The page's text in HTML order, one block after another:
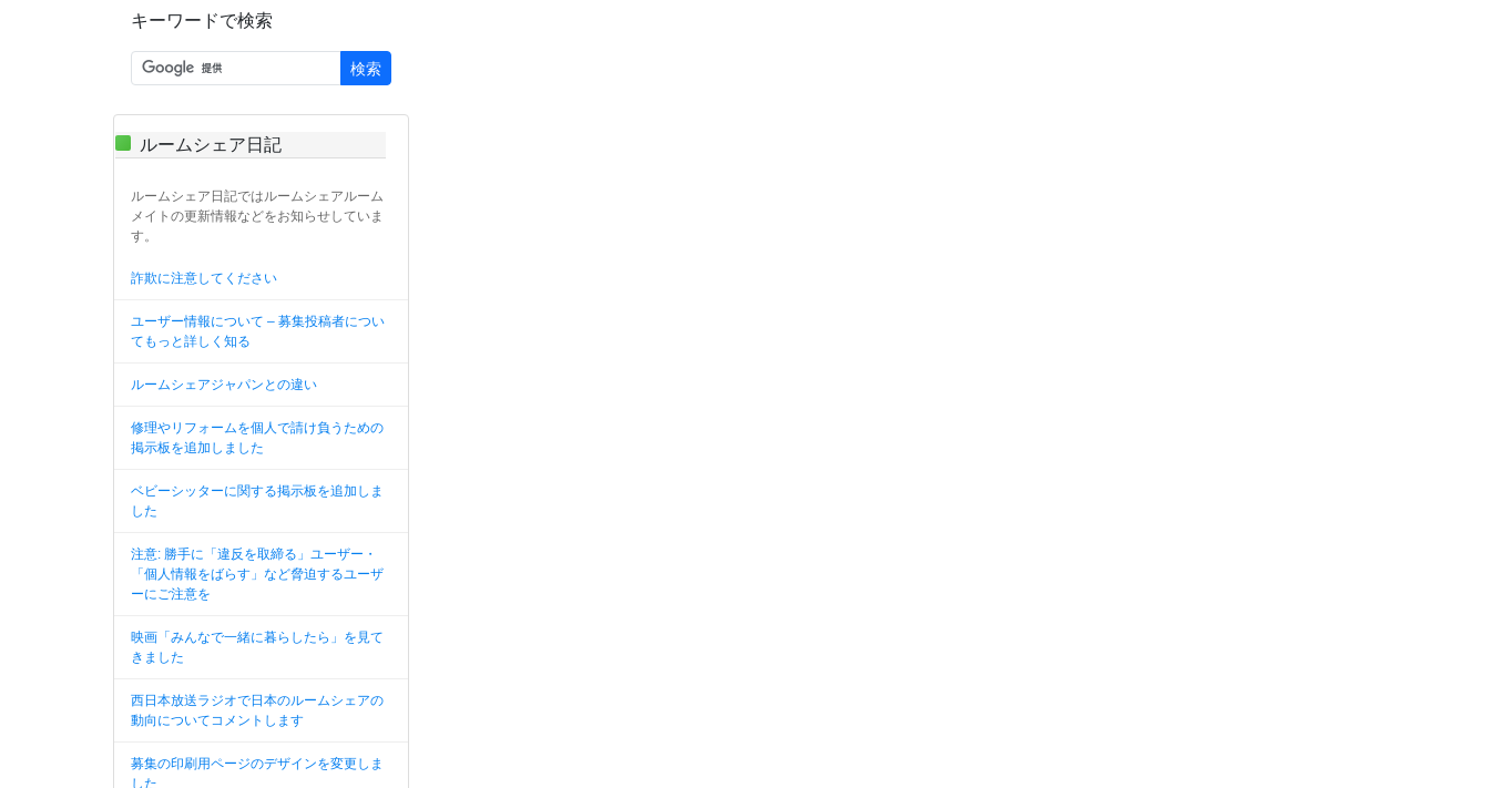
キーワードで検索
検索
ルームシェア日記
ルームシェア日記ではルームシェアルーム
メイトの更新情報などをお知らせしていま
す。
詐欺に注意してください
ユーザー情報について – 募集投稿者につい
てもっと詳しく知る
ルームシェアジャパンとの違い
修理やリフォームを個人で請け負うための
掲示板を追加しました
ベビーシッターに関する掲示板を追加しま
した
注意: 勝手に「違反を取締る」ユーザー・
「個人情報をばらす」など脅迫するユーザ
ーにご注意を
映画「みんなで一緒に暮らしたら」を見て
きました
西日本放送ラジオで日本のルームシェアの
動向についてコメントします
募集の印刷用ページのデザインを変更しま
した